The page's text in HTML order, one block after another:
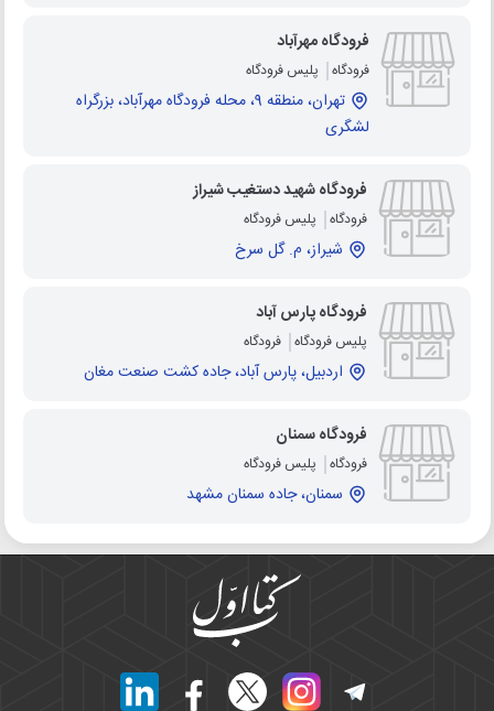
فرودگاه مهرآباد
فرودگاه پلیس فرودگاه
تهران، منطقه 9، محله فرودگاه مهرآباد، بزرگراه
لشگری
فرودگاه شهید دستغیب شیراز
فرودگاه پلیس فرودگاه
شیراز، م. گل سرخ
فرودگاه پارس آباد
پلیس فرودگاه فرودگاه
اردبیل، پارس آباد، جاده کشت صنعت مغان
فرودگاه سمنان
فرودگاه پلیس فرودگاه
سمنان، جاده سمنان مشهد